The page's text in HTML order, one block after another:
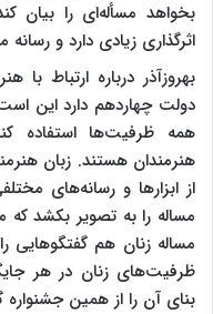
اثرگذاری زیادی دارد و
بهروزآذر درباره ارتباط
دولت چهاردهم دارد این
همه ظرفیت‌ها استفاده
هنرمندان هستند. زبان
از ابزارها و رسانه‌های
مساله را به تصویر بکشد که
مساله زنان هم گفتگوهایی
ظرفیت‌های زنان در هر
بنای آن را از همین جشنواره